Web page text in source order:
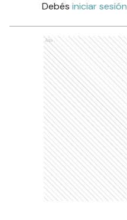
Debés iniciar sesión
Ads